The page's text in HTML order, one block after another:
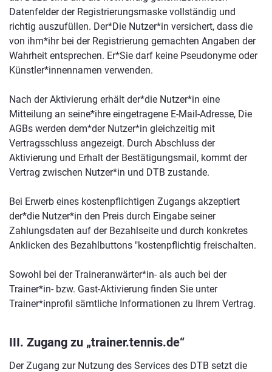
Datenfelder der Registrierungsmaske vollständig und
richtig auszufüllen. Der*Die Nutzer*in versichert, dass die
von ihm*ihr bei der Registrierung gemachten Angaben der
Wahrheit entsprechen. Er*Sie darf keine Pseudonyme oder
Künstler*innennamen verwenden.
Nach der Aktivierung erhält der*die Nutzer*in eine
Mitteilung an seine*ihre eingetragene E-Mail-Adresse, Die
AGBs werden dem*der Nutzer*in gleichzeitig mit
Vertragsschluss angezeigt. Durch Abschluss der
Aktivierung und Erhalt der Bestätigungsmail, kommt der
Vertrag zwischen Nutzer*in und DTB zustande.
Bei Erwerb eines kostenpflichtigen Zugangs akzeptiert
der*die Nutzer*in den Preis durch Eingabe seiner
Zahlungsdaten auf der Bezahlseite und durch konkretes
Anklicken des Bezahlbuttons "kostenpflichtig freischalten.
Sowohl bei der Traineranwärter*in- als auch bei der
Trainer*in- bzw. Gast-Aktivierung finden Sie unter
Trainer*inprofil sämtliche Informationen zu Ihrem Vertrag.
III. Zugang zu „trainer.tennis.de“
Der Zugang zur Nutzung des Services des DTB setzt die